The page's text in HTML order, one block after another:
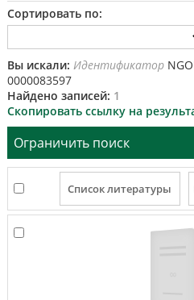
Сортировать по:
Вы искали: Идентификатор
0000083597
Найдено записей: 1
Скопировать ссылку на
Ограничить поиск